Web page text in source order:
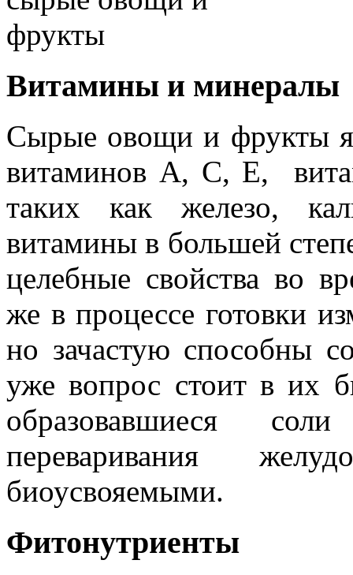
Витамины и минералы
Сырые овощи и фрукты
витаминов А, С, Е,
таких как железо,
витамины в большей
целебные свойства во
же в процессе готовки
но зачастую способны
уже вопрос стоит в их
образовавшиеся
переваривания
биоусвояемыми.
Фитонутриенты